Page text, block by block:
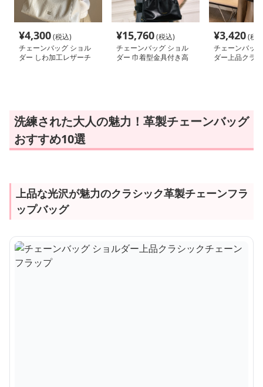
¥4,300(税込)
チェーンバッグ ショル
ダー しわ加工レザーチ
¥15,760(税込)
チェーンバッグ ショル
ダー 巾着型金具付き高
¥3,420(税
チェーンバッ
ダー上品クラ
洗練された大人の魅力！革製チェーンバッグ
おすすめ10選
上品な光沢が魅力のクラシック革製チェーンフラ
ップバッグ